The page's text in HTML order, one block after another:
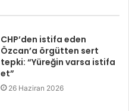
CHP’den istifa eden
Özcan’a örgütten sert
tepki: “Yüreğin varsa istifa
et”
26 Haziran 2026